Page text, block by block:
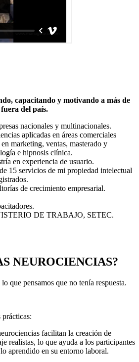
capacitando y motivando a más de
del país.
nacionales y multinacionales.
aplicadas en áreas comerciales
marketing, ventas, masterado y
e hipnosis clínica.
en experiencia de usuario.
15 servicios de mi propiedad intelectual
de crecimiento empresarial.
DE TRABAJO, SETEC.
NEUROCIENCIAS?
que pensamos que no tenía respuesta.
facilitan la creación de
realistas, lo que ayuda a los participantes
aprendido en su entorno laboral.